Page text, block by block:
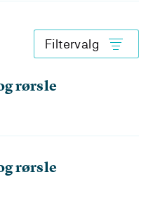
Filtervalg
rørsle
rørsle